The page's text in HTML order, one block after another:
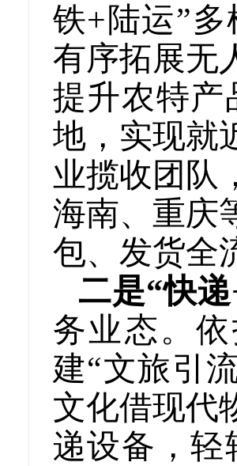
铁+陆运”
有序拓展无
提升农特产
地，实现就
业揽收团队
海南、重庆
包、发货全
二是“快
务业态。
建“文旅引
文化借现代
递设备，轻